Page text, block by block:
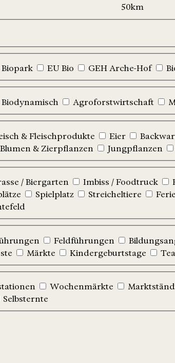
Biopark EU Bio GEH Arche-Hof
Biodynamisch Agroforstwirtschaft
& Fleischprodukte Eier
Blumen & Zierpflanzen Jungpflanzen
/ Biergarten Imbiss / Foodtruck
Spielplatz Streicheltiere
Feldführungen
Märkte Kindergeburtstage
Wochenmärkte
Selbsternte